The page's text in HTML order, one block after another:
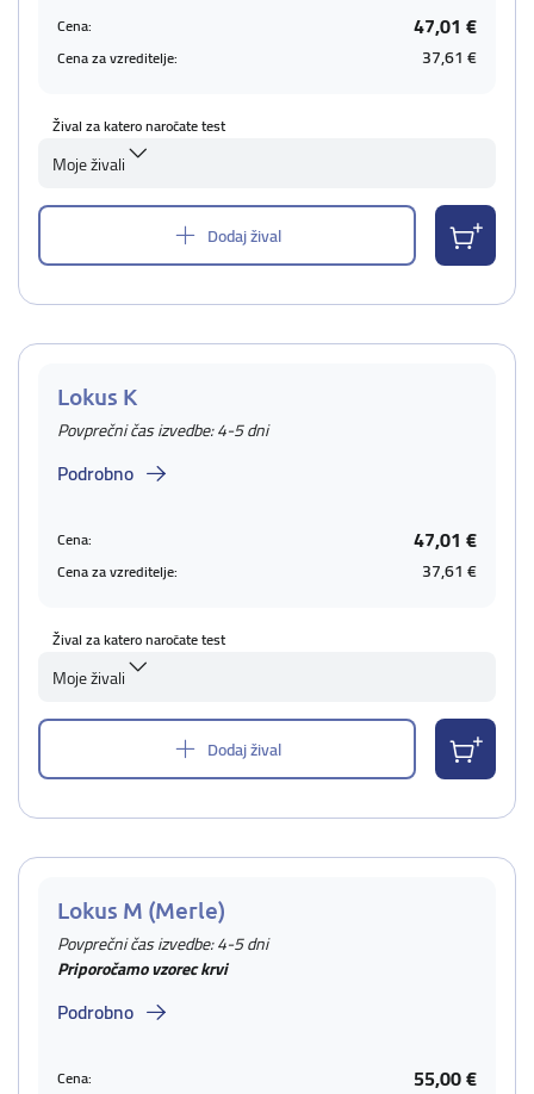
Cena: 47,01 €
Cena za vzreditelje: 37,61 €
Žival za katero naročate test
Moje živali
Dodaj žival
Lokus K
Povprečni čas izvedbe: 4-5 dni
Podrobno
Cena: 47,01 €
Cena za vzreditelje: 37,61 €
Žival za katero naročate test
Moje živali
Dodaj žival
Lokus M (Merle)
Povprečni čas izvedbe: 4-5 dni
Priporočamo vzorec krvi
Podrobno
Cena: 55,00 €